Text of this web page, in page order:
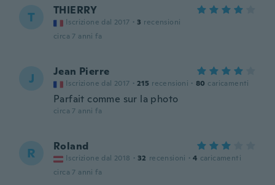
T THIERRY
Iscrizione dal 2017 · 3 recensioni
circa 7 anni fa
J Jean Pierre
Iscrizione dal 2017 · 215 recensioni · 80 caricamenti
Parfait comme sur la photo
circa 7 anni fa
R Roland
Iscrizione dal 2018 · 32 recensioni · 4 caricamenti
circa 7 anni fa